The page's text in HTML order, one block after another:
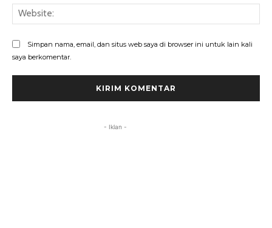
Simpan nama, email, dan situs web saya di browser ini untuk lain kali
saya berkomentar.
- Iklan -